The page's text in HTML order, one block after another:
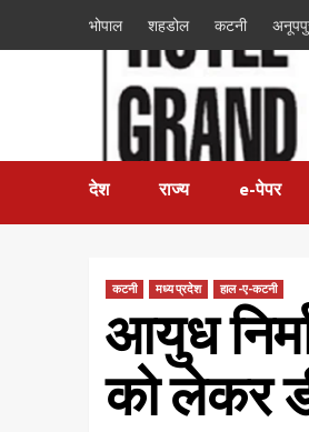
भोपाल शहडोल कटनी
देश राज्य e-पेपर
कटनी मध्य प्रदेश हाल -ए-कटनी
आयुध
को लेकर